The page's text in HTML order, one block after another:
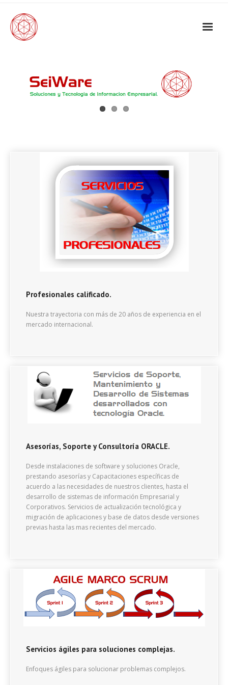
Profesionales calificado.
Nuestra trayectoria con más de 20 años de experiencia en el
mercado internacional.
Asesorías, Soporte y Consultoría ORACLE.
Desde instalaciones de software y soluciones Oracle,
prestando asesorías y Capacitaciones específicas de
acuerdo a las necesidades de nuestros clientes, hasta el
desarrollo de sistemas de información Empresarial y
Corporativos. Servicios de actualización tecnológica y
migración de aplicaciones y base de datos desde versiones
previas hasta las mas recientes del mercado.
Servicios ágiles para soluciones complejas.
Enfoques ágiles para solucionar problemas complejos.